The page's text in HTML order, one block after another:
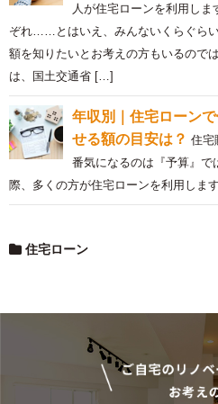
人が住宅ローンを利用し
ぞれ……とはいえ、みんないくらぐら
額を知りたいとお考えの方もいるので
は、国土交通省 […]
年収別｜住宅ローン
せる額の目安は？ 住宅
番気になるのは『予算』で
際、多くの方が住宅ローンを利用しま
住宅ローン